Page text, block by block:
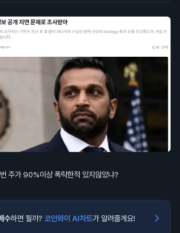
주가 90%이상 폭락한적 있지않았냐?
수하면 될까? 코인와이 AI차트가 알려줄게요!